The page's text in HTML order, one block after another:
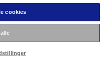
til tilgængelighed
Seiko Epson
cookies